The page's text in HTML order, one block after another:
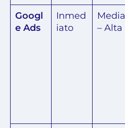
Googl
e Ads
Inmed
iato
Media
– Alta